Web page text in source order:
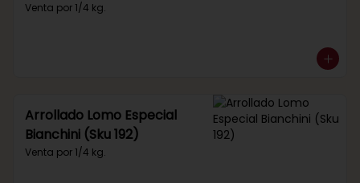
Venta por 1/4 kg.
Arrollado Lomo Especial
Bianchini (Sku 192)
Venta por 1/4 kg.